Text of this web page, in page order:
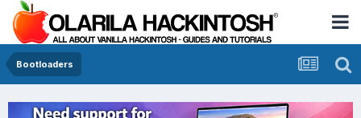
Bootloaders